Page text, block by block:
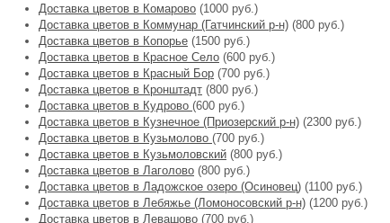
Доставка цветов в Комарово (1000 руб.)
Доставка цветов в Коммунар (Гатчинский р-н) (800 руб.)
Доставка цветов в Копорье (1500 руб.)
Доставка цветов в Красное Село (600 руб.)
Доставка цветов в Красный Бор (700 руб.)
Доставка цветов в Кронштадт (800 руб.)
Доставка цветов в Кудрово (600 руб.)
Доставка цветов в Кузнечное (Приозерский р-н) (2300 руб.)
Доставка цветов в Кузьмолово (700 руб.)
Доставка цветов в Кузьмоловский (800 руб.)
Доставка цветов в Лаголово (800 руб.)
Доставка цветов в Ладожское озеро (Осиновец) (1100 руб.)
Доставка цветов в Лебяжье (Ломоносовский р-н) (1200 руб.)
Доставка цветов в Левашово (700 руб.)